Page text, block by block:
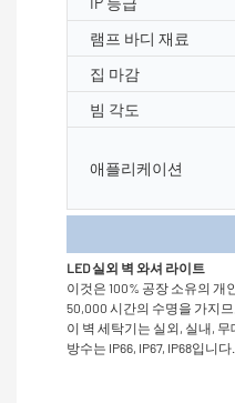
램프 바디 재료
집 마감
빔 각도
애플리케이션
LED 실외 벽 와셔 라이트
이것은 100% 공장 소유의 개
50,000 시간의 수명을 가지
이 벽 세탁기는 실외, 실내,
방수는 IP66, IP67, IP68입니다.